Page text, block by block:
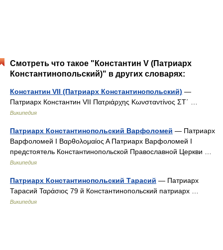
Смотреть что такое "Константин V (Патриарх
Константинопольский)" в других словарях:
Константин VII (Патриарх Константинопольский) —
Патриарх Константин VII Πατριάρχης Κωνσταντίνος ΣΤ΄ …
Википедия
Патриарх Константинопольский Варфоломей — Патриарх
Варфоломей I Βαρθολομαίος Α Патриарх Варфоломей I
предстоятель Константинопольской Православной Церкви …
Википедия
Патриарх Константинопольский Тарасий — Патриарх
Тарасий Ταράσιος 79 й Константинопольский патриарх …
Википедия